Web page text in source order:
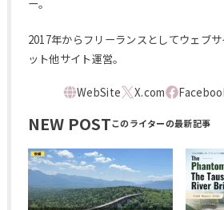
ー。
2017年からフリーランスとしてウェブ
ット他サイト運営。
NEW POST